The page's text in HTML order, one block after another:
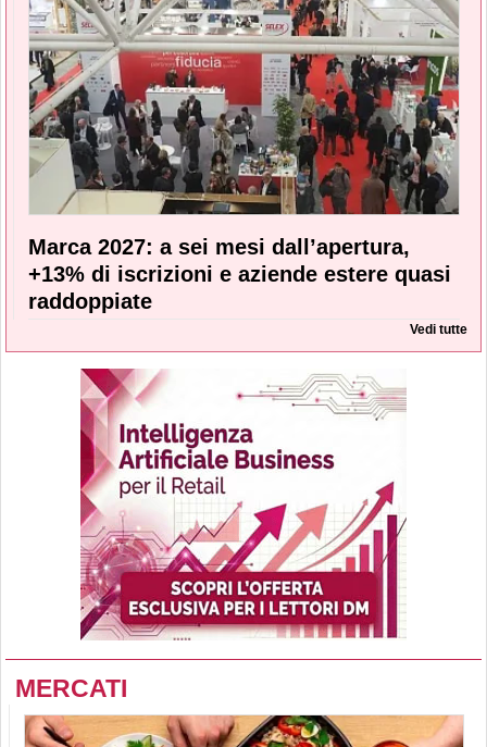
Marca 2027: a sei mesi dall’apertura,
+13% di iscrizioni e aziende estere quasi
raddoppiate
Vedi tutte
MERCATI